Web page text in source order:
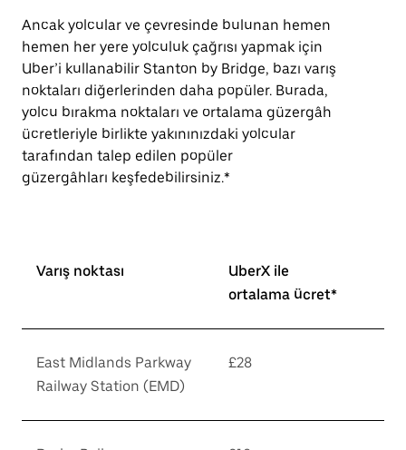
Ancak yolcular ve çevresinde bulunan hemen
hemen her yere yolculuk çağrısı yapmak için
Uber’i kullanabilir Stanton by Bridge, bazı varış
noktaları diğerlerinden daha popüler. Burada,
yolcu bırakma noktaları ve ortalama güzergâh
ücretleriyle birlikte yakınınızdaki yolcular
tarafından talep edilen popüler
güzergâhları keşfedebilirsiniz.*
Varış noktası
UberX ile
ortalama ücret*
East Midlands Parkway
Railway Station (EMD)
£28